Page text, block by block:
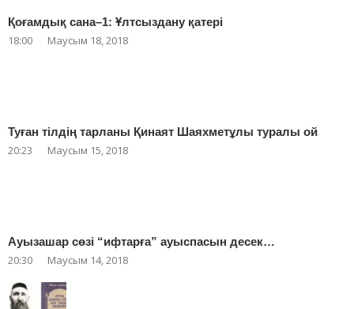
Қоғамдық сана–1: Ұлтсыздану қатері
18:00 Маусым 18, 2018
Туған тілдің тарланы Қинаят Шаяхметұлы туралы ой
20:23 Маусым 15, 2018
Ауызашар сөзі “ифтарға” ауыспасын десек…
20:30 Маусым 14, 2018